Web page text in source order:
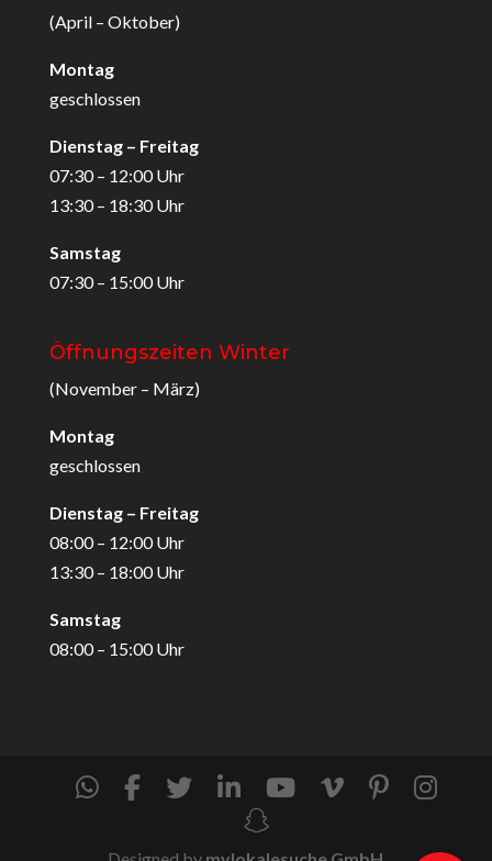
(April – Oktober)
Montag
geschlossen
Dienstag – Freitag
07:30 – 12:00 Uhr
13:30 – 18:30 Uhr
Samstag
07:30 – 15:00 Uhr
Öffnungszeiten Winter
(November – März)
Montag
geschlossen
Dienstag – Freitag
08:00 – 12:00 Uhr
13:30 – 18:00 Uhr
Samstag
08:00 – 15:00 Uhr